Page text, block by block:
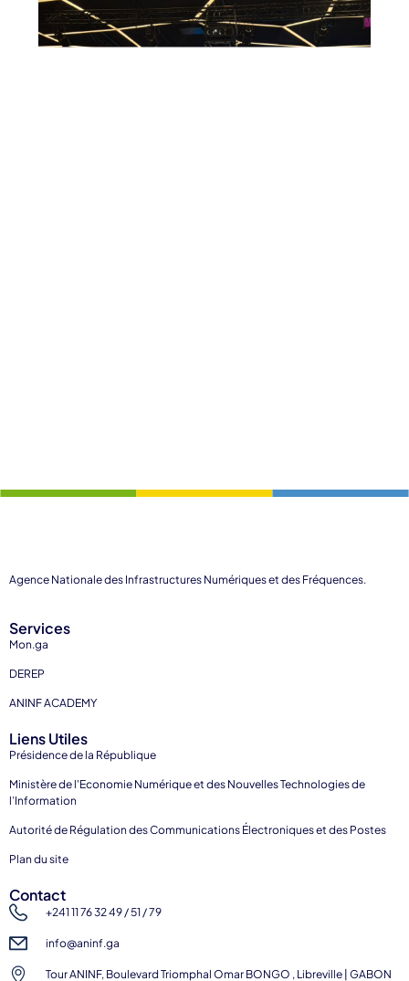
Agence Nationale des Infrastructures Numériques et des Fréquences.
Services
Mon.ga
DEREP
ANINF ACADEMY
Liens Utiles
Présidence de la République
Ministère de l'Economie Numérique et des Nouvelles Technologies de
l’Information
Autorité de Régulation des Communications Électroniques et des Postes
Plan du site
Contact
+241 11 76 32 49 / 51 / 79
info@aninf.ga
Tour ANINF, Boulevard Triomphal Omar BONGO , Libreville | GABON